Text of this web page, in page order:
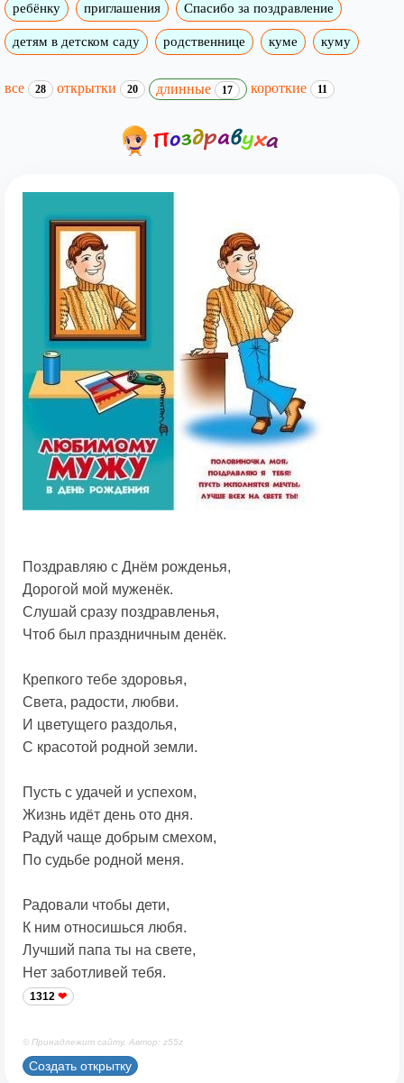
ребёнку приглашения Спасибо за поздравление
детям в детском саду родственнице куме куму
все 28 открытки 20 длинные 17 короткие 11
Поздравляю с Днём рожденья,
Дорогой мой муженёк.
Слушай сразу поздравленья,
Чтоб был праздничным денёк.
Крепкого тебе здоровья,
Света, радости, любви.
И цветущего раздолья,
С красотой родной земли.
Пусть с удачей и успехом,
Жизнь идёт день ото дня.
Радуй чаще добрым смехом,
По судьбе родной меня.
Радовали чтобы дети,
К ним относишься любя.
Лучший папа ты на свете,
Нет заботливей тебя.
1312
© Принадлежит сайту. Автор: z55z
Создать открытку